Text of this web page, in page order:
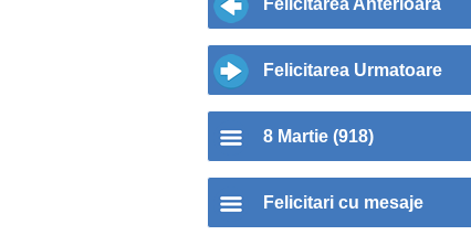
Felicitarea Anterioara
Felicitarea Urmatoare
8 Martie (918)
Felicitari cu mesaje